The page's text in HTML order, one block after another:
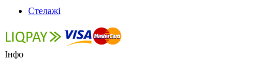
Стелажі
Інфо